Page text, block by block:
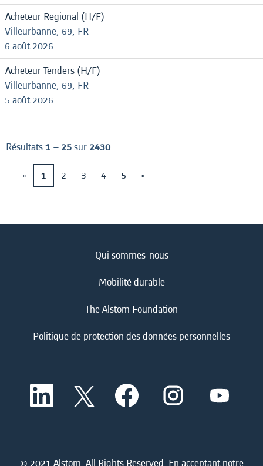
Acheteur Regional (H/F)
Villeurbanne, 69, FR
6 août 2026
Acheteur Tenders (H/F)
Villeurbanne, 69, FR
5 août 2026
Résultats1 – 25sur 2430
«
1 2 3 4 5 »
Qui sommes-nous
Mobilité durable
The Alstom Foundation
Politique de protection des données personnelles
S
o
d
S
’
o
S
o
d d d